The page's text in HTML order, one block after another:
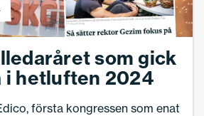
som gick
i hetluften 2024
första kongressen som enat